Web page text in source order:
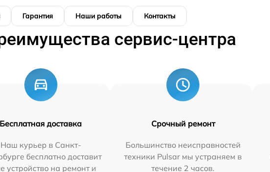
Гарантия Наши работы Контакты
сервис-центра
Бесплатная доставка
Наш курьер в Санкт-
бесплатно доставит
устройство на ремонт и
Срочный ремонт
Большинство неисправностей
техники Pulsar мы устраняем в
течение 2 часов.